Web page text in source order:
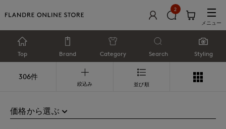
2
メニュー
Top Brand Category Search Styling
306件
絞込み 並び順
価格から選ぶ